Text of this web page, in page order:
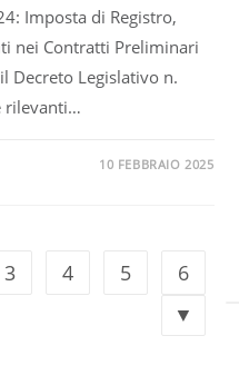
Imposta di Registro,
nei Contratti Preliminari
Decreto Legislativo n.
rilevanti…
10 FEBBRAIO 2025
3 4 5 6